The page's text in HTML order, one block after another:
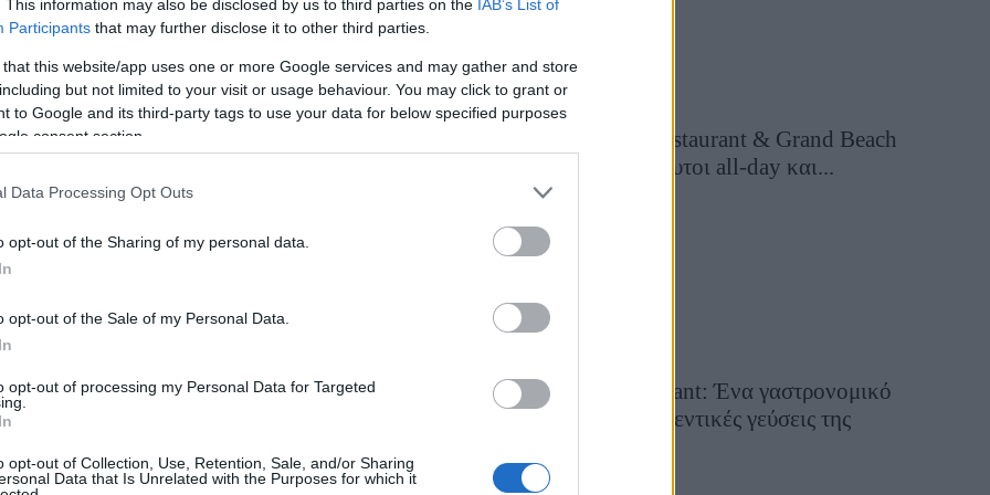
This information may also be disclosed by us to third parties on the IAB’s List of
Participants that may further disclose it to other third parties.
that this website/app uses one or more Google services and may gather and store
but not limited to your visit or usage behaviour. You may click to grant or
to Google and its third-party tags to use your data for below specified purposes
consent section.
Data Processing Opt Outs
opt-out of the Sharing of my personal data.
opt-out of the Sale of my Personal Data.
opt-out of processing my Personal Data for Targeted
opt-out of Collection, Use, Retention, Sale, and/or Sharing
Data that Is Unrelated with the Purposes for which it
και θα φτάσει στα ηπειρωτικά και τα νησιά του
τους 31 με 33 βαθμούς και στα υπόλοιπα τους 29 με
Grand Asia Restaurant & Grand Beach
Club: Οι απόλυτοι all-day και...
12 ώρες πριν
Tsapis Restaurant: Ένα γαστρονομικό
ταξίδι στις αυθεντικές γεύσεις της
29 Ιουλίου 2026, 9:54